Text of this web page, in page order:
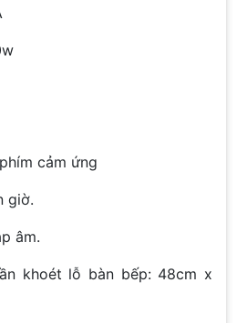
cảm ứng
giờ.
âm.
khoét lỗ bàn bếp: 48cm x